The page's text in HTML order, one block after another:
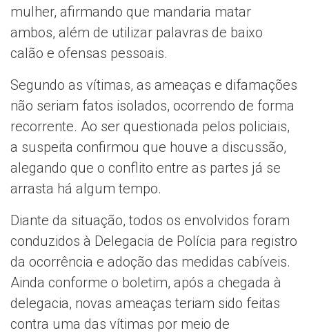
mulher, afirmando que mandaria matar
ambos, além de utilizar palavras de baixo
calão e ofensas pessoais.
Segundo as vítimas, as ameaças e difamações
não seriam fatos isolados, ocorrendo de forma
recorrente. Ao ser questionada pelos policiais,
a suspeita confirmou que houve a discussão,
alegando que o conflito entre as partes já se
arrasta há algum tempo.
Diante da situação, todos os envolvidos foram
conduzidos à Delegacia de Polícia para registro
da ocorrência e adoção das medidas cabíveis.
Ainda conforme o boletim, após a chegada à
delegacia, novas ameaças teriam sido feitas
contra uma das vítimas por meio de